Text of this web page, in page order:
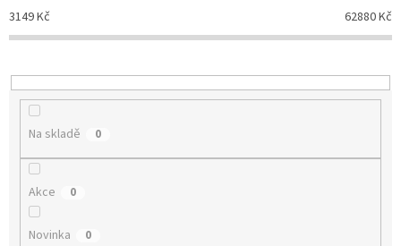
o
d
k
t
3149Kč 62880Kč
Na skladě 0
Akce 0
Novinka 0